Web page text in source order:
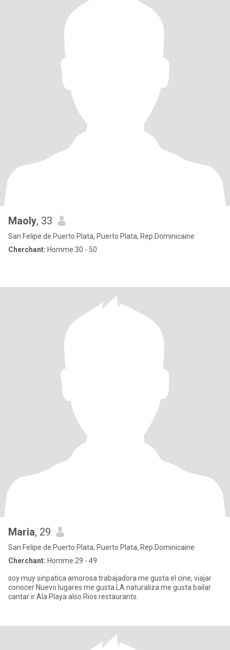
Maoly, 33
San Felipe de Puerto Plata, Puerto Plata, Rep.Dominicaine
Cherchant: Homme 30 - 50
Maria, 29
San Felipe de Puerto Plata, Puerto Plata, Rep.Dominicaine
Cherchant: Homme 29 - 49
soy muy sinpatica amorosa trabajadora me gusta el cine, viajar
conocer Nuevo lugares me gusta LA naturaliza me gusta bailar
cantar ir Ala Playa also Rios restaurants.